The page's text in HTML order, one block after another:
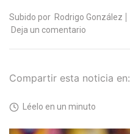
Subido por Rodrigo González
Deja un comentario
Compartir esta noticia en:
Léelo en un minuto